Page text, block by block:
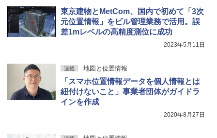
東京建物とMetCom、国内で初めて「3次
元位置情報」をビル管理業務で活用。誤
差1mレベルの高精度測位に成功
2023年5月11日
連載 地図と位置情報
「スマホ位置情報データを個人情報とは
紐付けないこと」事業者団体がガイドラ
インを作成
2020年8月27日